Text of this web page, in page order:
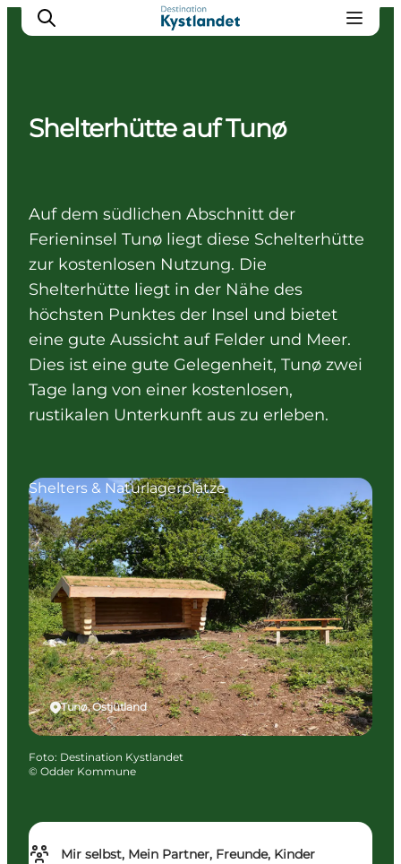
Unterkünfte
Camping
Shelterhütte auf Tunø
Auf dem südlichen Abschnitt der
Ferieninsel Tunø liegt diese Schelterhütte
zur kostenlosen Nutzung. Die
Shelterhütte liegt in der Nähe des
höchsten Punktes der Insel und bietet
eine gute Aussicht auf Felder und Meer.
Dies ist eine gute Gelegenheit, Tunø zwei
Tage lang von einer kostenlosen,
rustikalen Unterkunft aus zu erleben.
Mir selbst, Mein Partner, Freunde, Kinder
Tunø, Ostjütland
Shelters & Naturlagerplätze
Foto: Destination Kystlandet
© Odder Kommune